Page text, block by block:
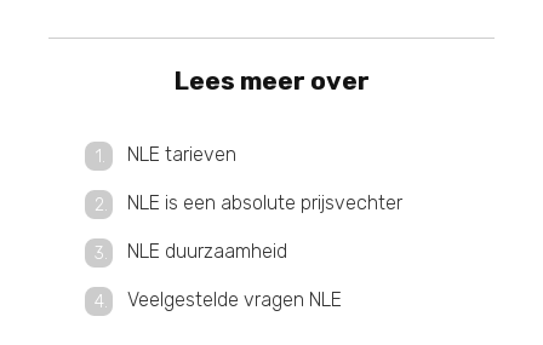
Lees meer over
NLE tarieven
NLE is een absolute prijsvechter
NLE duurzaamheid
Veelgestelde vragen NLE